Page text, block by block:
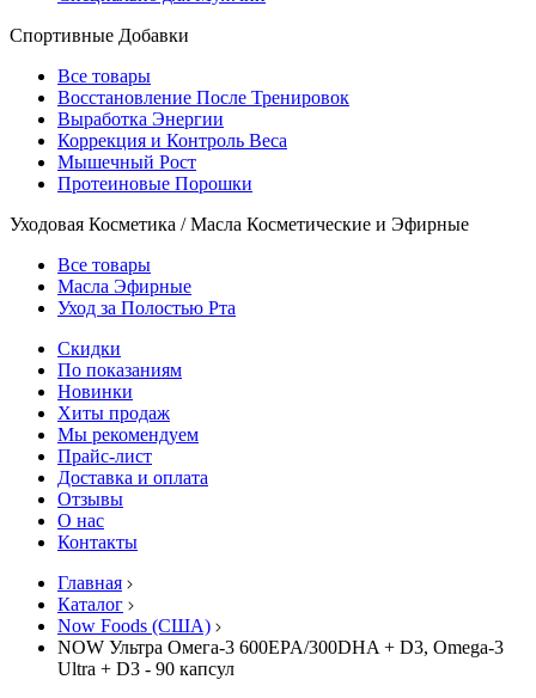
Спортивные Добавки
Все товары
Восстановление После Тренировок
Выработка Энергии
Коррекция и Контроль Веса
Мышечный Рост
Протеиновые Порошки
Уходовая Косметика / Масла Косметические и Эфирные
Все товары
Масла Эфирные
Уход за Полостью Рта
Скидки
По показаниям
Новинки
Хиты продаж
Мы рекомендуем
Прайс-лист
Доставка и оплата
Отзывы
О нас
Контакты
Главная
Каталог
Now Foods (США)
NOW Ультра Омега-3 600EPA/300DHA + D3, Omega-3
Ultra + D3 - 90 капсул